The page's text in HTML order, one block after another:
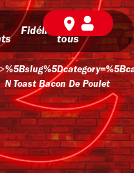
Fidélité
BD pour
tous
N Toast Bacon De Poulet